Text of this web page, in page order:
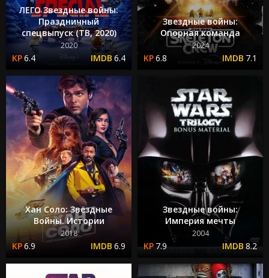
ЛЕГО Звездные войны:
Праздничный
спецвыпуск (ТВ, 2020)
2020
6.4 6.4
Звездные войны:
Опорная команда
2024
6.8 7.1
Хан Соло: Звёздные
Войны. Истории
2018
6.9 6.9
Звездные войны:
Империя мечты
2004
7.9 8.2